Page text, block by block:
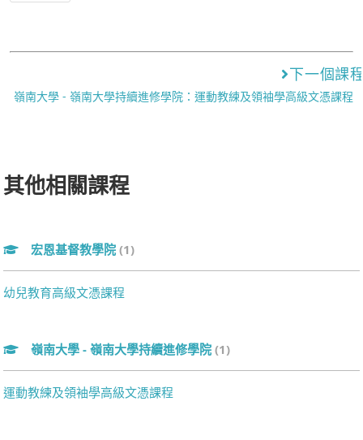
下一個課
嶺南大學 - 嶺南大學持續進修學院：運動教練及領袖學高級文憑課程
其他相關課程
宏恩基督教學院 (1)
幼兒教育高級文憑課程
嶺南大學 - 嶺南大學持續進修學院 (1)
運動教練及領袖學高級文憑課程